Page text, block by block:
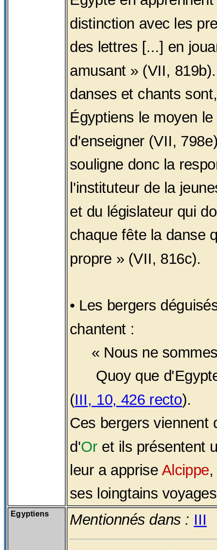
distinction avec les
des lettres [...] en
amusant » (VII,
danses et chants
Égyptiens le moyen
d'enseigner (VII,
souligne donc la
l'instituteur de la
et du législateur qui
chaque fête la danse
propre » (VII, 816c).
• Les bergers
chantent :
« Nous ne
Quoy que
(III, 10, 426 recto).
Ces bergers viennent
d'Or et ils présentent
leur a apprise Alcippe
ses loingtains
Egyptiens Mentionnés dans : III